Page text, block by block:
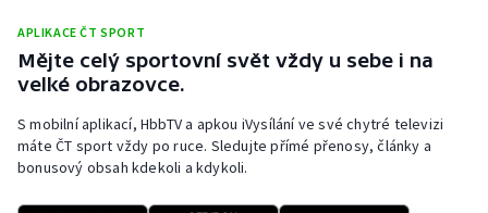
APLIKACE ČT SPORT
Mějte celý sportovní svět vždy u sebe i na
velké obrazovce.
S mobilní aplikací, HbbTV a apkou iVysílání ve své chytré televizi
máte ČT sport vždy po ruce. Sledujte přímé přenosy, články a
bonusový obsah kdekoli a kdykoli.